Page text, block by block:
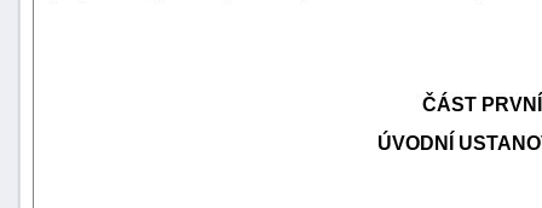
ČÁST PRVNÍ
ÚVODNÍ